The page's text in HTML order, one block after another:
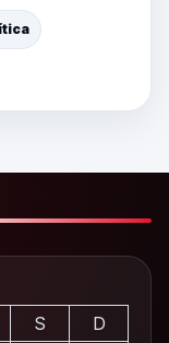
S
D